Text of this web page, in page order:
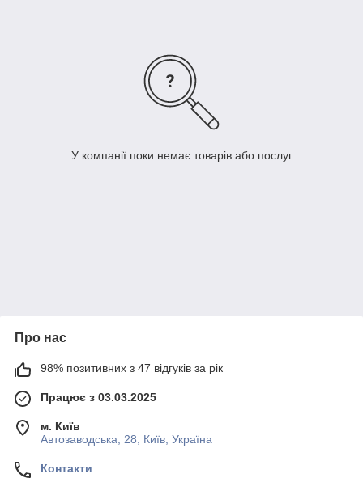
У компанії поки немає товарів або послуг
Про нас
98% позитивних з 47 відгуків за рік
Працює з 03.03.2025
м. Київ
Автозаводська, 28, Київ, Україна
Контакти